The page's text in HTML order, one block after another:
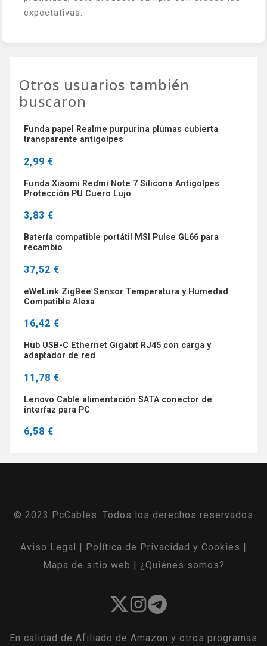
expectativas.
Otros usuarios también
buscaron
Funda papel Realme purpurina plumas cubierta
transparente antigolpes
2,99 €
Funda Xiaomi Redmi Note 7 Silicona Antigolpes
Protección PU Cuero Lujo
3,83 €
Batería compatible portátil MSI Pulse GL66 para
recambio
37,52 €
eWeLink ZigBee Sensor Temperatura y Humedad
Compatible Alexa
16,42 €
Hub USB-C Ethernet Gigabit RJ45 con carga y
adaptador de red
11,78 €
Lenovo Cable alimentación SATA conector de
interfaz para PC
6,58 €
© 2023 PcCables. Todos los derechos reservados
Aviso Legal Política de Privacidad y Cookies
Mapa de sitio web
¿Quiénes somos?
En calidad de Afiliado de Amazon y otros programas